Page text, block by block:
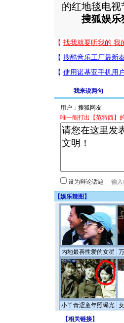
的红地毯电视
搜狐娱乐
我来说两句
用户：
唯一能打出【范特西】
设为辩论话题
【娱乐辣图 】
内地最喜性爱的女星
小丫青涩童年照曝光
【相关链接】